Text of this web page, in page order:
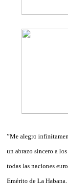
”Me alegro
un abrazo sincero a
todas las naciones
Emérito de La